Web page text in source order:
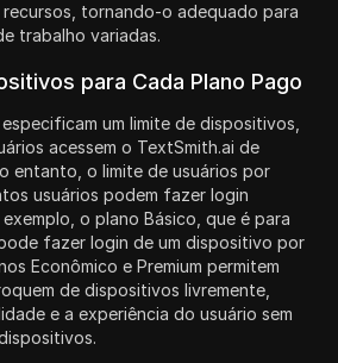
tornando-o adequado para
trabalho variadas.
para Cada Plano Pago
um limite de dispositivos,
acessem o TextSmith.ai de
entanto, o limite de usuários por
usuários podem fazer login
o plano Básico, que é para
fazer login de um dispositivo por
Econômico e Premium permitem
de dispositivos livremente,
e a experiência do usuário sem